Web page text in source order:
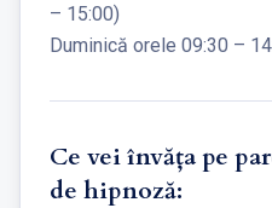
– 15:00)
Duminică orele 09:30 –
Ce vei învăța pe
de hipnoză: